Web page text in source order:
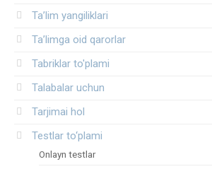
Ta’lim yangiliklari
Ta’limga oid qarorlar
Tabriklar to'plami
Talabalar uchun
Tarjimai hol
Testlar to‘plami
Onlayn testlar